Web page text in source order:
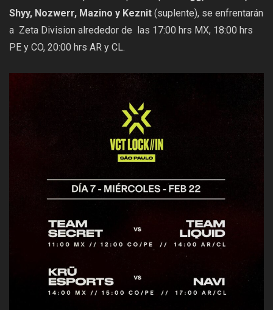
Shyy, Nozwerr, Mazino y Keznit (suplente), se enfrentarán
a Zeta Division alrededor de las 17:00 hrs MX, 18:00 hrs
PE y CO, 20:00 hrs AR y CL.